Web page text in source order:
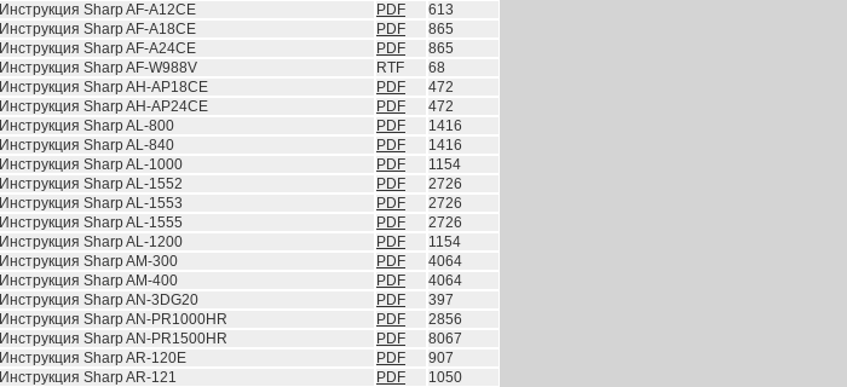
Инструкция Sharp AF-A12CE PDF
613
Инструкция Sharp AF-A18CE PDF
865
Инструкция Sharp AF-A24CE PDF
865
Инструкция Sharp AF-W988V RTF
68
Инструкция Sharp AH-AP18CE PDF
472
Инструкция Sharp AH-AP24CE PDF
472
Инструкция Sharp AL-800 PDF
1416
Инструкция Sharp AL-840 PDF
1416
Инструкция Sharp AL-1000 PDF
1154
Инструкция Sharp AL-1552 PDF
2726
Инструкция Sharp AL-1553 PDF
2726
Инструкция Sharp AL-1555 PDF
2726
Инструкция Sharp AL-1200 PDF
1154
Инструкция Sharp AM-300 PDF
4064
Инструкция Sharp AM-400 PDF
4064
Инструкция Sharp AN-3DG20 PDF
397
Инструкция Sharp AN-PR1000HR PDF
2856
Инструкция Sharp AN-PR1500HR PDF
8067
Инструкция Sharp AR-120E PDF
907
Инструкция Sharp AR-121 PDF
1050